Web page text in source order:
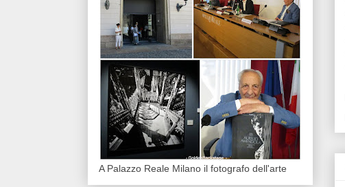
A Palazzo Reale Milano il fotografo dell'arte